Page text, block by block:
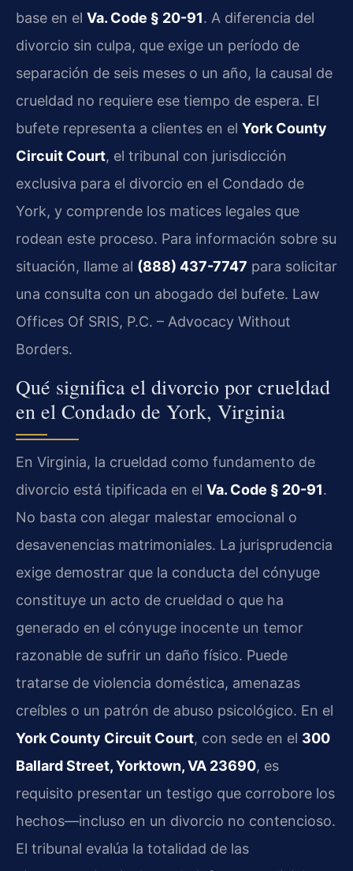
base en el Va. Code § 20-91. A diferencia del
divorcio sin culpa, que exige un período de
separación de seis meses o un año, la causal de
crueldad no requiere ese tiempo de espera. El
bufete representa a clientes en el York County
Circuit Court, el tribunal con jurisdicción
exclusiva para el divorcio en el Condado de
York, y comprende los matices legales que
rodean este proceso. Para información sobre su
situación, llame al (888) 437-7747 para solicitar
una consulta con un abogado del bufete. Law
Offices Of SRIS, P.C. – Advocacy Without
Borders.
Qué significa el divorcio por crueldad
en el Condado de York, Virginia
En Virginia, la crueldad como fundamento de
divorcio está tipificada en el Va. Code § 20-91.
No basta con alegar malestar emocional o
desavenencias matrimoniales. La jurisprudencia
exige demostrar que la conducta del cónyuge
constituye un acto de crueldad o que ha
generado en el cónyuge inocente un temor
razonable de sufrir un daño físico. Puede
tratarse de violencia doméstica, amenazas
creíbles o un patrón de abuso psicológico. En el
York County Circuit Court, con sede en el 300
Ballard Street, Yorktown, VA 23690, es
requisito presentar un testigo que corrobore los
hechos—incluso en un divorcio no contencioso.
El tribunal evalúa la totalidad de las